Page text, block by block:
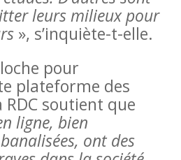
leurs milieux pour
», s’inquiète-t-elle.
pour
plateforme des
soutient que
ligne, bien
ont des